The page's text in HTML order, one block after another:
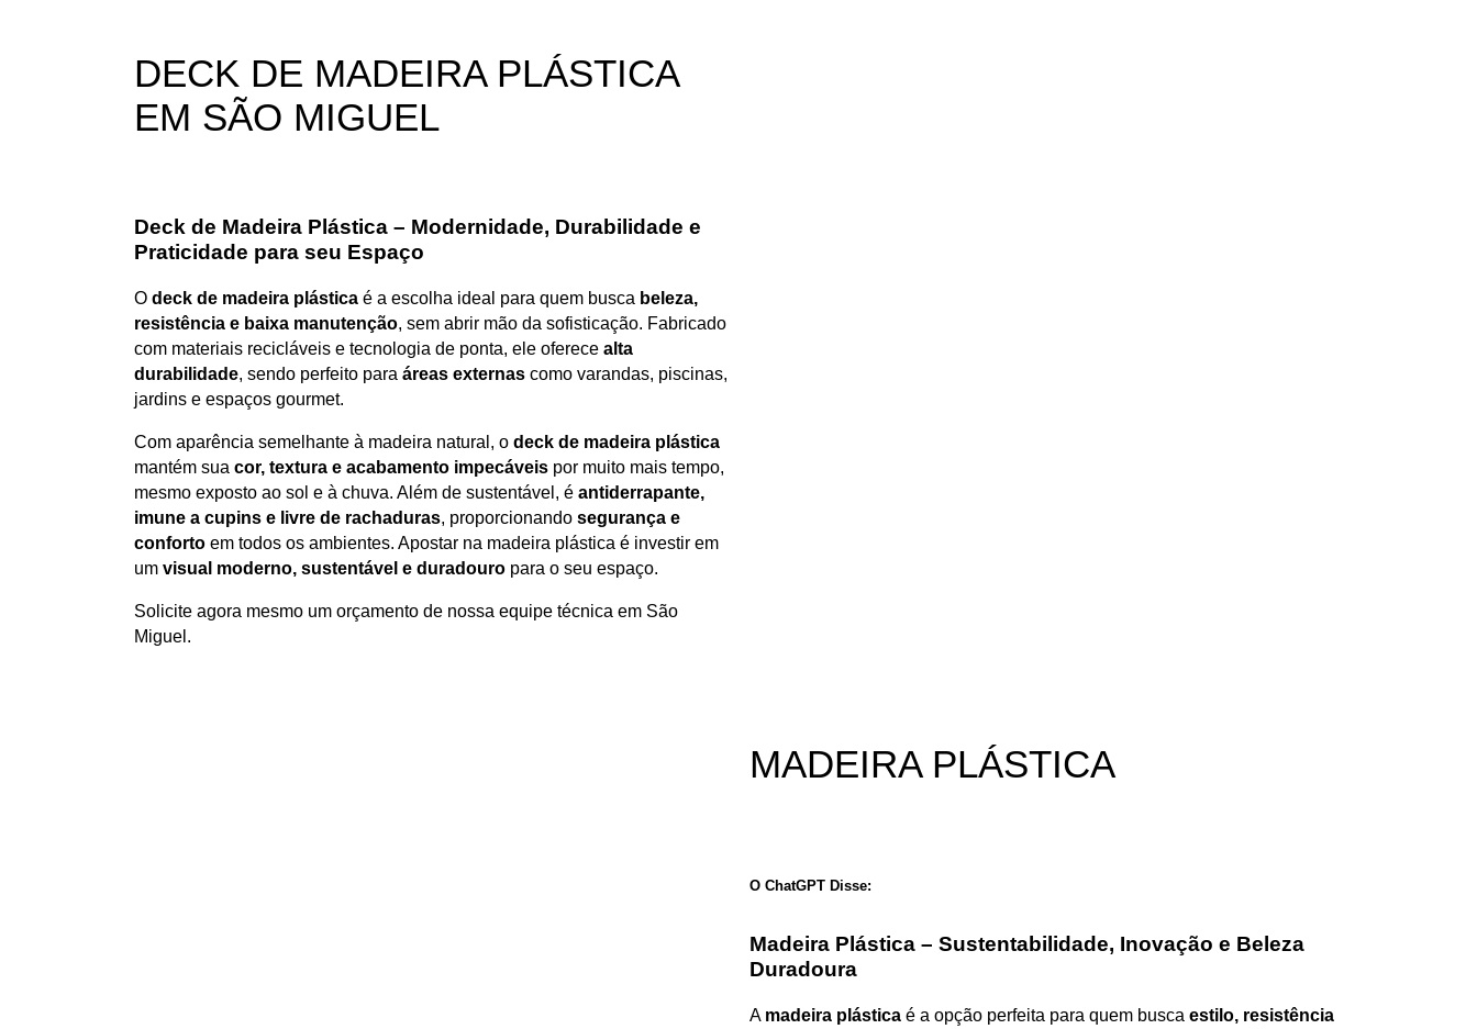
DECK DE MADEIRA PLÁSTICA
EM SÃO MIGUEL
Deck de Madeira Plástica – Modernidade, Durabilidade e
Praticidade para seu Espaço
O deck de madeira plástica é a escolha ideal para quem busca beleza,
resistência e baixa manutenção, sem abrir mão da sofisticação. Fabricado
com materiais recicláveis e tecnologia de ponta, ele oferece alta
durabilidade, sendo perfeito para áreas externas como varandas, piscinas,
jardins e espaços gourmet.
Com aparência semelhante à madeira natural, o deck de madeira plástica
mantém sua cor, textura e acabamento impecáveis por muito mais tempo,
mesmo exposto ao sol e à chuva. Além de sustentável, é antiderrapante,
imune a cupins e livre de rachaduras, proporcionando segurança e
conforto em todos os ambientes. Apostar na madeira plástica é investir em
um visual moderno, sustentável e duradouro para o seu espaço.
Solicite agora mesmo um orçamento de nossa equipe técnica em São
Miguel.
MADEIRA PLÁSTICA
O ChatGPT Disse:
Madeira Plástica – Sustentabilidade, Inovação e Beleza
Duradoura
A madeira plástica é a opção perfeita para quem busca estilo, resistência